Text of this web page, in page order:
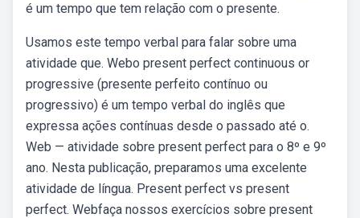
é um tempo que tem relação com o presente.
Usamos este tempo verbal para falar sobre uma
atividade que. Webo present perfect continuous or
progressive (presente perfeito contínuo ou
progressivo) é um tempo verbal do inglês que
expressa ações contínuas desde o passado até o.
Web — atividade sobre present perfect para o 8º e 9º
ano. Nesta publicação, preparamos uma excelente
atividade de língua. Present perfect vs present
perfect. Webfaça nossos exercícios sobre present